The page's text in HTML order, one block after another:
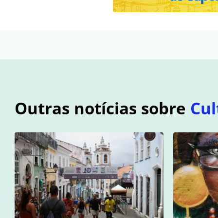
Outras notícias sobre